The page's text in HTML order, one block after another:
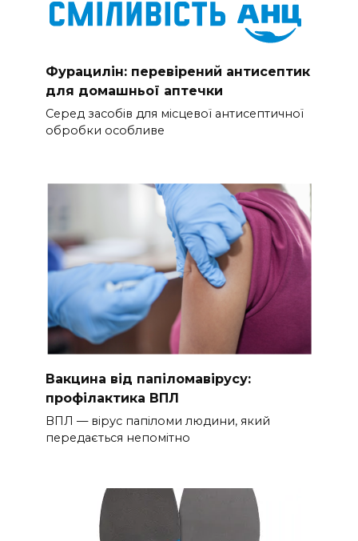
Фурацилін: перевірений антисептик
для домашньої аптечки
Серед засобів для місцевої антисептичної
обробки особливе
Вакцина від папіломавірусу:
профілактика ВПЛ
ВПЛ — вірус папіломи людини, який
передається непомітно